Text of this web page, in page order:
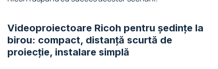
Videoproiectoare Ricoh pentru ședințe la
birou: compact, distanță scurtă de
proiecție, instalare simplă